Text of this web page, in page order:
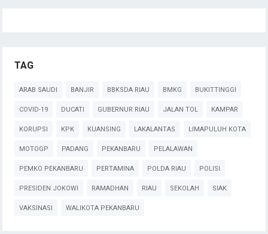
TAG
ARAB SAUDI BANJIR BBKSDA RIAU BMKG BUKITTINGGI
COVID-19 DUCATI GUBERNUR RIAU JALAN TOL KAMPAR
KORUPSI KPK KUANSING LAKALANTAS LIMAPULUH KOTA
MOTOGP PADANG PEKANBARU PELALAWAN
PEMKO PEKANBARU PERTAMINA POLDA RIAU POLISI
PRESIDEN JOKOWI RAMADHAN RIAU SEKOLAH SIAK
VAKSINASI WALIKOTA PEKANBARU